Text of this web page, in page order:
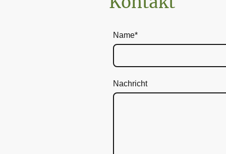
Name*
Nachricht